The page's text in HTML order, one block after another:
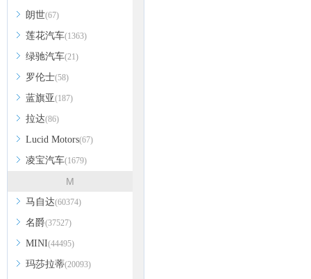
朗世(67)
莲花汽车(1363)
绿驰汽车(21)
罗伦士(58)
蓝旗亚(187)
拉达(86)
Lucid Motors(67)
凌宝汽车(1679)
M
马自达(60374)
名爵(37527)
MINI(44495)
玛莎拉蒂(20093)